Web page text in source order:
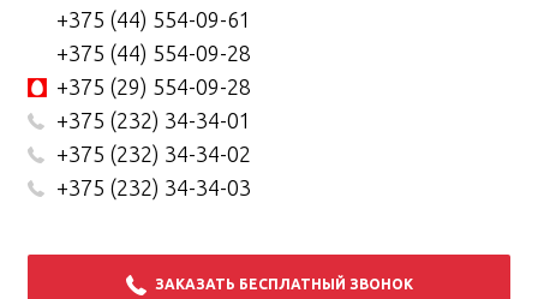
+375 (44) 554-09-61
+375 (44) 554-09-28
+375 (29) 554-09-28
+375 (232) 34-34-01
+375 (232) 34-34-02
+375 (232) 34-34-03
ЗАКАЗАТЬ БЕСПЛАТНЫЙ ЗВОНОК